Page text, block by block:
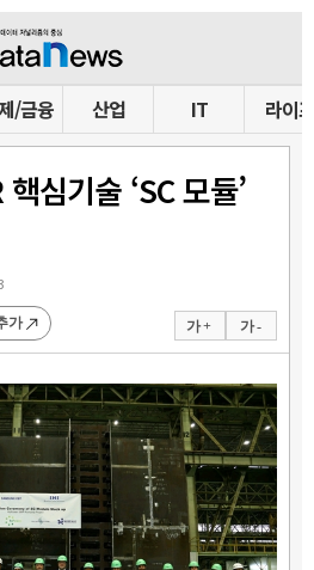
/금융 산업 IT 라이프
심기술 ‘SC 모듈’
가 + 가 -
가